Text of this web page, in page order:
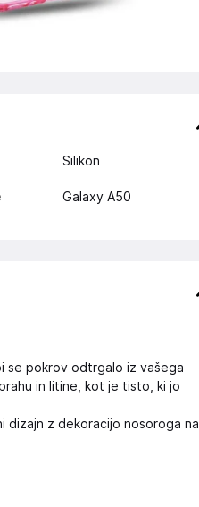
Silikon
Galaxy A50
se pokrov odtrgalo iz vašega
in litine, kot je tisto, ki jo
dizajn z dekoracijo nosoroga na